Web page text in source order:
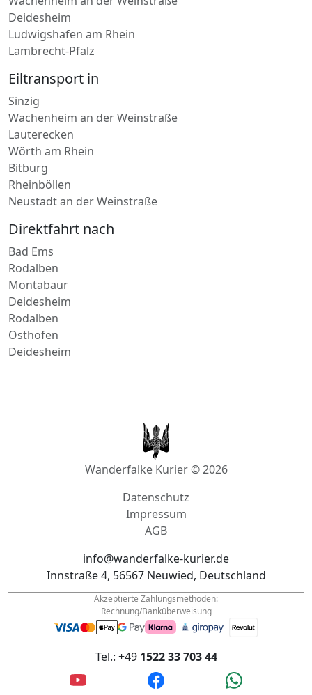
Deidesheim
Ludwigshafen am Rhein
Lambrecht-Pfalz
Eiltransport in
Sinzig
Wachenheim an der Weinstraße
Lauterecken
Wörth am Rhein
Bitburg
Rheinböllen
Neustadt an der Weinstraße
Direktfahrt nach
Bad Ems
Rodalben
Montabaur
Deidesheim
Rodalben
Osthofen
Deidesheim
Wanderfalke Kurier © 2026
Datenschutz
Impressum
AGB
info@wanderfalke-kurier.de
Innstraße 4, 56567 Neuwied, Deutschland
Akzeptierte Zahlungsmethoden:
Rechnung/Banküberweisung
Tel.: +49 1522 33 703 44